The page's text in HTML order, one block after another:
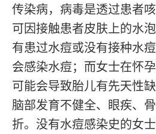
传染病，病毒是透过患者
可因接触患者皮肤上的水
有患过水痘或没有接种水
会感染水痘；而女士在怀
可能会导致胎儿有先天性
脑部发育不健全、眼疾、
折。没有水痘感染史的女